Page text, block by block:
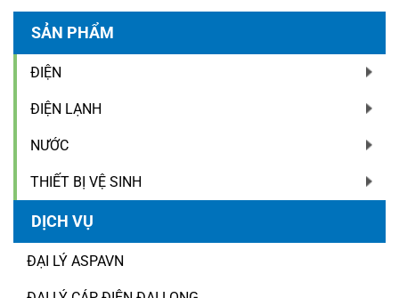
SẢN PHẨM
ĐIỆN
ĐIỆN LẠNH
NƯỚC
THIẾT BỊ VỆ SINH
DỊCH VỤ
ĐẠI LÝ ASPAVN